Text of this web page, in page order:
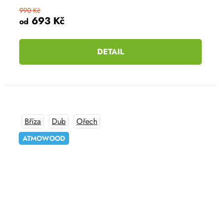
od 693 Kč
990 Kč
DETAIL
ATMOWOOD
Bříza Dub Ořech